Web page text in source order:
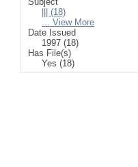
||| (18)
... View More
Date Issued
1997 (18)
Has File(s)
Yes (18)